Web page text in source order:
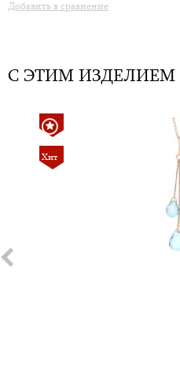
Добавить в сравнение
С ЭТИМ
Хит